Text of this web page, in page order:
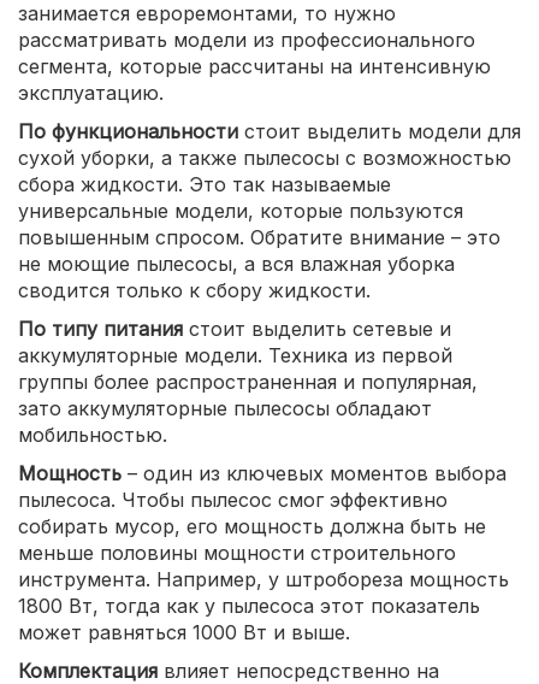
занимается евроремонтами, то нужно
рассматривать модели из профессионального
сегмента, которые рассчитаны на интенсивную
эксплуатацию.
По функциональности стоит выделить модели для
сухой уборки, а также пылесосы с возможностью
сбора жидкости. Это так называемые
универсальные модели, которые пользуются
повышенным спросом. Обратите внимание – это
не моющие пылесосы, а вся влажная уборка
сводится только к сбору жидкости.
По типу питания стоит выделить сетевые и
аккумуляторные модели. Техника из первой
группы более распространенная и популярная,
зато аккумуляторные пылесосы обладают
мобильностью.
Мощность – один из ключевых моментов выбора
пылесоса. Чтобы пылесос смог эффективно
собирать мусор, его мощность должна быть не
меньше половины мощности строительного
инструмента. Например, у штробореза мощность
1800 Вт, тогда как у пылесоса этот показатель
может равняться 1000 Вт и выше.
Комплектация влияет непосредственно на